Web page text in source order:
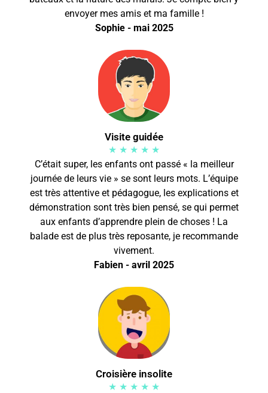
envoyer mes amis et ma famille !
Sophie - mai 2025
Visite guidée
★ ★ ★ ★ ★
C’était super, les enfants ont passé « la meilleur
journée de leurs vie » se sont leurs mots. L’équipe
est très attentive et pédagogue, les explications et
démonstration sont très bien pensé, se qui permet
aux enfants d’apprendre plein de choses ! La
balade est de plus très reposante, je recommande
vivement.
Fabien - avril 2025
Croisière insolite
★ ★ ★ ★ ★